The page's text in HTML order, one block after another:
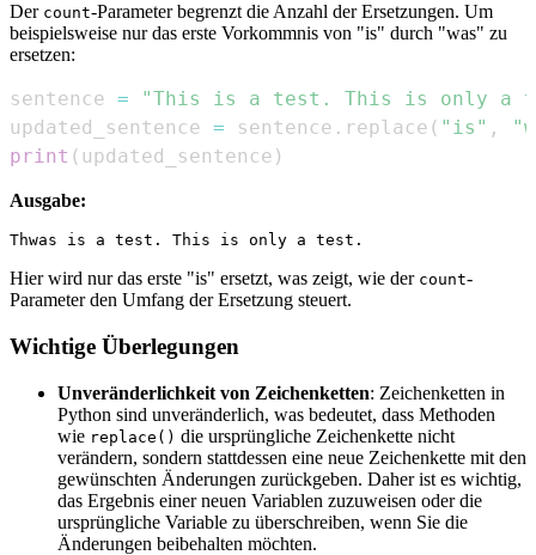
Der count-Parameter begrenzt die Anzahl der Ersetzungen. Um
beispielsweise nur das erste Vorkommnis von "is" durch "was" zu
ersetzen:
sentence =
"This is a test. This is only a
updated_sentence = sentence . replace ( "is" ,
print ( updated_sentence )
Ausgabe:
Hier wird nur das erste "is" ersetzt, was zeigt, wie der count-
Parameter den Umfang der Ersetzung steuert.
Wichtige Überlegungen
Unveränderlichkeit von Zeichenketten: Zeichenketten in
Python sind unveränderlich, was bedeutet, dass Methoden
wie replace() die ursprüngliche Zeichenkette nicht
verändern, sondern stattdessen eine neue Zeichenkette mit den
gewünschten Änderungen zurückgeben. Daher ist es wichtig,
das Ergebnis einer neuen Variablen zuzuweisen oder die
ursprüngliche Variable zu überschreiben, wenn Sie die
Änderungen beibehalten möchten.